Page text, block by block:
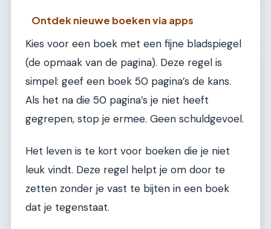
Ontdek nieuwe boeken via apps
Kies voor een boek met een fijne bladspiegel
(de opmaak van de pagina). Deze regel is
simpel: geef een boek 50 pagina’s de kans.
Als het na die 50 pagina’s je niet heeft
gegrepen, stop je ermee. Geen schuldgevoel.
Het leven is te kort voor boeken die je niet
leuk vindt. Deze regel helpt je om door te
zetten zonder je vast te bijten in een boek
dat je tegenstaat.